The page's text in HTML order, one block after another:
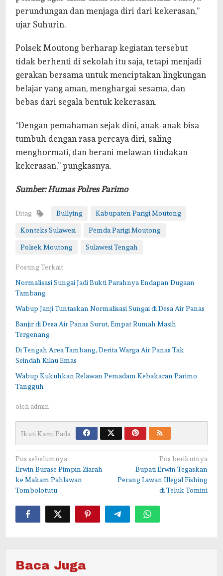
perundungan dan menjaga diri dari kekerasan,”
ujar Suhurin.
Polsek Moutong berharap kegiatan tersebut
tidak berhenti di sekolah itu saja, tetapi menjadi
gerakan bersama untuk menciptakan lingkungan
belajar yang aman, menghargai sesama, dan
bebas dari segala bentuk kekerasan.
“Dengan pemahaman sejak dini, anak-anak bisa
tumbuh dengan rasa percaya diri, saling
menghormati, dan berani melawan tindakan
kekerasan,” pungkasnya.
Sumber: Humas Polres Parimo
Ditag Bullying Kabupaten Parigi Moutong
Konteks Sulawesi Pemda Parigi Moutong
Polsek Moutong Sulawesi Tengah
Posting Terkait
Normalisasi Sungai Jadi Bukti Parahnya Endapan Dugaan
Tambang
Wabup Janji Tuntaskan Normalisasi Sungai di Desa Air Panas
Banjir di Desa Air Panas Surut, Empat Rumah Masih
Tergenang
Di Tengah Area Tambang, Derita Warga Air Panas Tak
Seindah Kilau Emas
Wabup Kukuhkan Relawan Pemadam Kebakaran Parimo
Tangguh
oleh admin
Ikuti Kami Pada
Navigasi
pos
Pos sebelumnya
Erwin Burase Pimpin Ziarah
ke Makam Pahlawan
Tombolotutu
Pos berikutnya
Bupati Erwin Tegaskan
Perang Lawan Illegal Fishing
di Teluk Tomini
Baca Juga